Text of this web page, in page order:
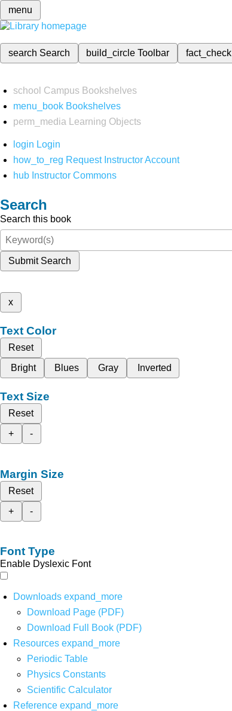
menu
search Search build_circleToolbar fact_check
school Campus Bookshelves
menu_book Bookshelves
perm_media
Learning Objects
login Login
how_to_reg Request Instructor Account
hub Instructor Commons
Search
Search this book
Submit Search
x
Text Color
Reset
Bright
Blues Gray Inverted
Text Size
Reset
+
-
Margin Size
Reset
+
-
Font Type
Enable Dyslexic Font
Downloads expand_more
Download Page (PDF)
Download Full Book (PDF)
Resources expand_more
Periodic Table
Physics Constants
Scientific Calculator
Reference expand_more